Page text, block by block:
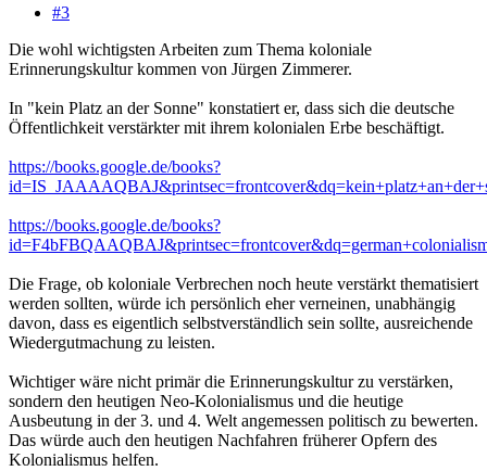
#3
Die wohl wichtigsten Arbeiten zum Thema koloniale
Erinnerungskultur kommen von Jürgen Zimmerer.
In "kein Platz an der Sonne" konstatiert er, dass sich die deutsche
Öffentlichkeit verstärkter mit ihrem kolonialen Erbe beschäftigt.
https://books.google.de/books?
https://books.google.de/books?
Die Frage, ob koloniale Verbrechen noch heute verstärkt thematisiert
werden sollten, würde ich persönlich eher verneinen, unabhängig
davon, dass es eigentlich selbstverständlich sein sollte, ausreichende
Wiedergutmachung zu leisten.
Wichtiger wäre nicht primär die Erinnerungskultur zu verstärken,
sondern den heutigen Neo-Kolonialismus und die heutige
Ausbeutung in der 3. und 4. Welt angemessen politisch zu bewerten.
Das würde auch den heutigen Nachfahren früherer Opfern des
Kolonialismus helfen.